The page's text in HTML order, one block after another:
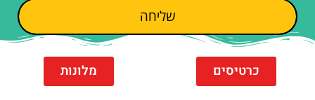
שליחה
כרטיסים מלונות